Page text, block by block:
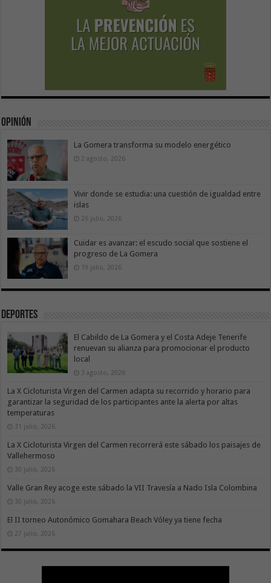
Opinión
La Gomera transforma su modelo energético
2 agosto, 2026
Vivir donde se estudia: una cuestión de igualdad entre
islas
26 julio, 2026
Cuidar es avanzar: el escudo social que sostiene el
progreso de La Gomera
19 julio, 2026
Deportes
El Cabildo de La Gomera y el Costa Adeje Tenerife
renuevan su alianza para promocionar el producto
local
3 agosto, 2026
La X Cicloturista Virgen del Carmen adapta su recorrido y horario para
garantizar la seguridad de los participantes ante la alerta por altas
temperaturas
31 julio, 2026
La X Cicloturista Virgen del Carmen recorrerá este sábado los paisajes de
Vallehermoso
30 julio, 2026
Valle Gran Rey acoge este sábado la VII Travesía a Nado Isla Colombina
30 julio, 2026
El II torneo Autonómico Gomahara Beach Vóley ya tiene fecha
27 julio, 2026